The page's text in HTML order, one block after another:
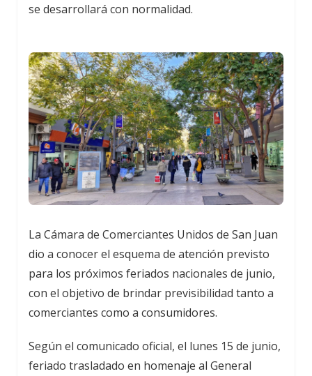
se desarrollará con normalidad.
La Cámara de Comerciantes Unidos de San Juan
dio a conocer el esquema de atención previsto
para los próximos feriados nacionales de junio,
con el objetivo de brindar previsibilidad tanto a
comerciantes como a consumidores.
Según el comunicado oficial, el lunes 15 de junio,
feriado trasladado en homenaje al General